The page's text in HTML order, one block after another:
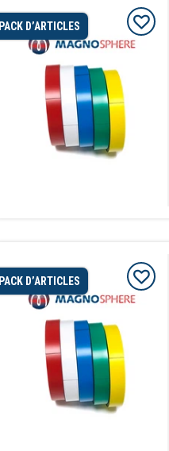
PACK D’ARTICLES
PACK D’ARTICLES